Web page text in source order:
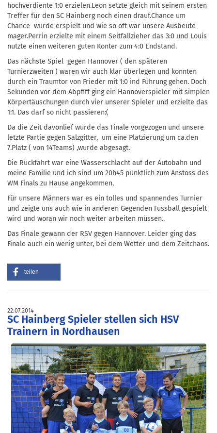
hochverdiente 1:0 erzielen.Leon setzte gleich mit seinem ersten
Treffer für den SC Hainberg noch einen drauf.Chance um
Chance wurde erspielt und wie so oft war unsere Ausbeute
mager.Perrin erzielte mit einem Seitfallzieher das 3:0 und Louis
nutzte einen weiteren guten Konter zum 4:0 Endstand.
Das nächste Spiel gegen Hannover ( den späteren
Turnierzweiten ) waren wir auch klar überlegen und konnten
durch ein Traumtor von Frieder mit 1:0 ind Führung gehen. Doch
Sekunden vor dem Abpfiff ging ein Hannoverspieler mit simplen
Körpertäuschungen durch vier unserer Spieler und erzielte das
1:1. Das darf so nicht passieren:(
Da die Zeit davonlief wurde das Finale vorgezogen und unsere
letzte Partie gegen Salzgitter, um eine Platzierung um ca.den
7.Platz ( von 14Teams) ,wurde abgesagt.
Die Rückfahrt war eine Wasserschlacht auf der Autobahn und
meine Familie und ich sind um 20h45 pünktlich zum Anstoss des
WM Finals zu Hause angekommen,
Für unsere Männers war es ein tolles und spannendes Turnier
und zeigte uns auch wie in anderen Gegenden Fussball gespielt
wird und woran wir noch weiter arbeiten müssen..
Das Finale gewann der RSV gegen Hannover. Leider ging das
Finale auch ein wenig unter, bei dem Wetter und dem Zeitchaos.
teilen
22.07.2014
SC Hainberg Spieler stellen sich HSV
Trainern in Nordhausen